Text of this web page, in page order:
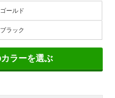
ゴールド
ブラック